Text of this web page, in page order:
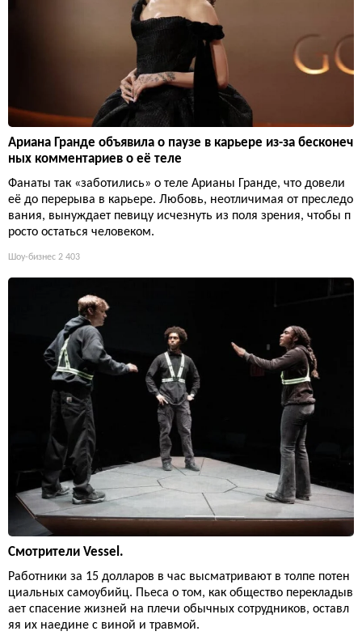
Ариана Гранде объявила о паузе в карьере из-за бесконеч
ных комментариев о её теле
Фанаты так «заботились» о теле Арианы Гранде, что довели
её до перерыва в карьере. Любовь, неотличимая от преследо
вания, вынуждает певицу исчезнуть из поля зрения, чтобы п
росто остаться человеком.
Шоу-бизнес 2 403
Смотрители Vessel.
Работники за 15 долларов в час высматривают в толпе потен
циальных самоубийц. Пьеса о том, как общество перекладыв
ает спасение жизней на плечи обычных сотрудников, оставл
яя их наедине с виной и травмой.